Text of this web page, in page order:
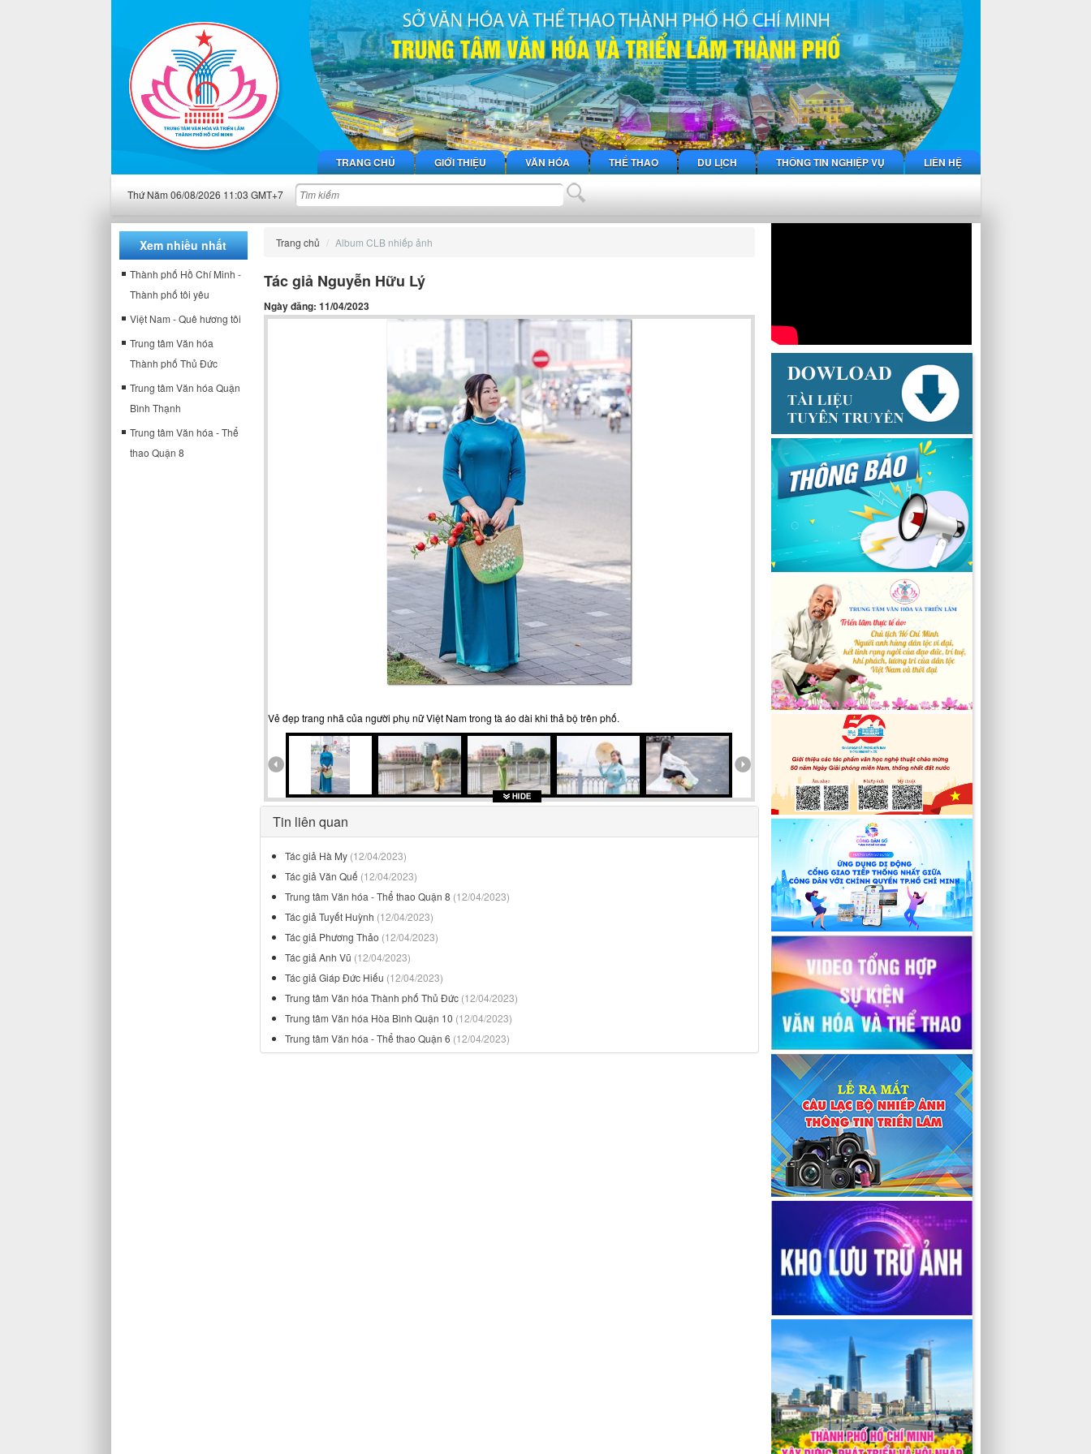
TRANG CHỦ GIỚI THIỆU VĂN HÓA THỂ THAO DU LỊCH THÔNG TIN NGHIỆP VỤ LIÊN HỆ
Thứ Năm 06/08/2026 11:03 GMT+7
Xem nhiều nhất
Thành phố Hồ Chí Minh -
Thành phố tôi yêu
Việt Nam - Quê hương tôi
Trung tâm Văn hóa
Thành phố Thủ Đức
Trung tâm Văn hóa Quận
Bình Thạnh
Trung tâm Văn hóa - Thể
thao Quận 8
Trang chủ Album CLB nhiếp ảnh
Tác giả Nguyễn Hữu Lý
Ngày đăng: 11/04/2023
Vẻ đẹp trang nhã của người phụ nữ Việt Nam trong tà áo dài khi thả bộ trên phố.
Tin liên quan
Tác giả Hà My (12/04/2023)
Tác giả Văn Quế (12/04/2023)
Trung tâm Văn hóa - Thể thao Quận 8 (12/04/2023)
Tác giả Tuyết Huỳnh (12/04/2023)
Tác giả Phương Thảo (12/04/2023)
Tác giả Anh Vũ (12/04/2023)
Tác giả Giáp Đức Hiếu (12/04/2023)
Trung tâm Văn hóa Thành phố Thủ Đức (12/04/2023)
Trung tâm Văn hóa Hòa Bình Quận 10 (12/04/2023)
Trung tâm Văn hóa - Thể thao Quận 6 (12/04/2023)